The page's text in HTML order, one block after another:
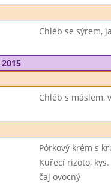
Chléb se sýrem,
Chléb s máslem,
Pórkový krém s
Kuřecí rizoto,
čaj ovocný